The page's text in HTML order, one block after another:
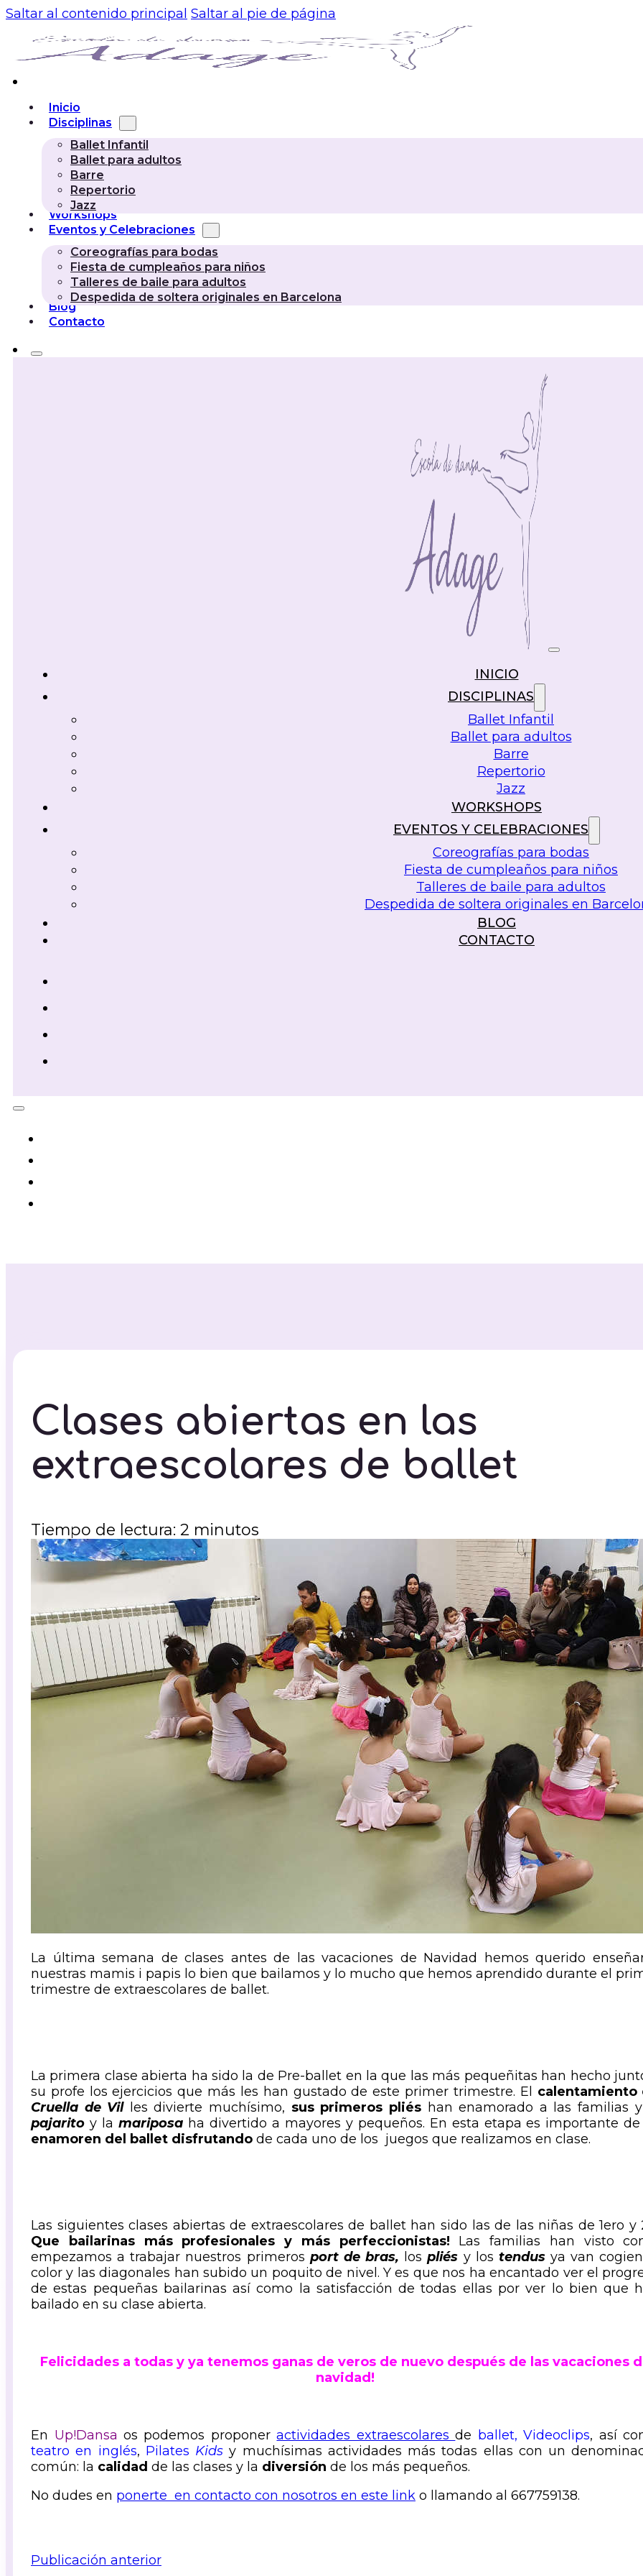
Saltar al contenido principal Saltar al pie de página
Inicio
Disciplinas
Ballet Infantil
Ballet para adultos
Barre
Repertorio
Jazz
Workshops
Eventos y Celebraciones
Coreografías para bodas
Fiesta de cumpleaños para niños
Talleres de baile para adultos
Despedida de soltera originales en Barcelona
Blog
Contacto
INICIO
DISCIPLINAS
Ballet Infantil
Ballet para adultos
Barre
Repertorio
Jazz
WORKSHOPS
EVENTOS Y CELEBRACIONES
Coreografías para bodas
Fiesta de cumpleaños para niños
Talleres de baile para adultos
Despedida de soltera originales en
BLOG
CONTACTO
Clases abiertas en las
extraescolares de ballet
Tiempo de lectura: 2 minutos
La última semana de clases antes de las vacaciones de Navidad hemos querido
nuestras mamis i papis lo bien que bailamos y lo mucho que hemos aprendido durante el
trimestre de extraescolares de ballet.
La primera clase abierta ha sido la de Pre-ballet en la que las más pequeñitas han hecho
su profe los ejercicios que más les han gustado de este primer trimestre. El calentamiento
Cruella de Villes divierte muchísimo, sus primeros pliés han enamorado a las familias
pajarito y la mariposa ha divertido a mayores y pequeños. En esta etapa es importante de
enamoren del ballet disfrutando de cada uno de los juegos que realizamos en clase.
Las siguientes clases abiertas de extraescolares de ballet han sido las de las niñas de 1ero y
Que bailarinas más profesionales y más perfeccionistas! Las familias han visto
empezamos a trabajar nuestros primeros port de bras, lospliés y los tendus ya van
color y las diagonales han subido un poquito de nivel. Y es que nos ha encantado ver el
de estas pequeñas bailarinas así como la satisfacción de todas ellas por ver lo bien que
bailado en su clase abierta.
Felicidades a todas y ya tenemos ganas de veros de nuevo después de las vacaciones
navidad!
En Up!Dansa os podemos proponeractividades extraescolaresde ballet, Videoclips, así
teatro en inglés, Pilates Kids y muchísimas actividades más todas ellas con un
común: la calidad de las clases y la diversión de los más pequeños.
No dudes en ponerte en contacto con nosotros en este link o llamando al 667759138.
Publicación anterior